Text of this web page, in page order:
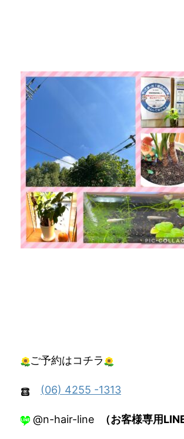
ご予約はコチラ
(06) 4255 -1313
@n-hair-line （お客様専用